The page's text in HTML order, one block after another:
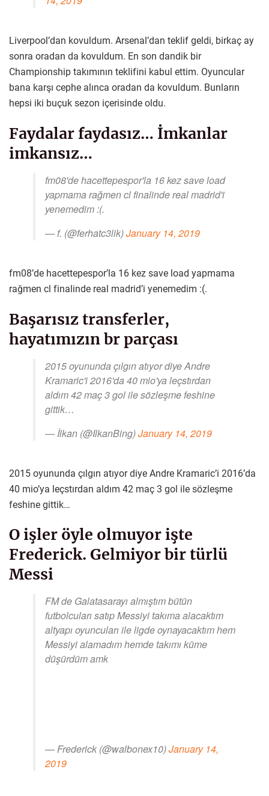
Liverpool’dan kovuldum. Arsenal’dan teklif geldi, birkaç ay
sonra oradan da kovuldum. En son dandik bir
Championship takımının teklifini kabul ettim. Oyuncular
bana karşı cephe alınca oradan da kovuldum. Bunların
hepsi iki buçuk sezon içerisinde oldu.
Faydalar faydasız… İmkanlar
imkansız…
fm08'de hacettepespor'la 16 kez save load
yapmama rağmen cl finalinde real madrid'i
yenemedim :(.
— f. (@ferhatc3lik)January 14, 2019
fm08’de hacettepespor’la 16 kez save load yapmama
rağmen cl finalinde real madrid’i yenemedim :(.
Başarısız transferler,
hayatımızın br parçası
2015 oyununda çılgın atıyor diye Andre
Kramaric'i 2016'da 40 mio'ya leçstırdan
aldım 42 maç 3 gol ile sözleşme feshine
gittik…
— İlkan (@IlkanBing)January 14, 2019
2015 oyununda çılgın atıyor diye Andre Kramaric’i 2016’da
40 mio’ya leçstırdan aldım 42 maç 3 gol ile sözleşme
feshine gittik…
O işler öyle olmuyor işte
Frederick. Gelmiyor bir türlü
Messi
FM de Galatasarayı almıştım bütün
futbolcuları satıp Messiyi takıma alacaktım
altyapı oyuncuları ile ligde oynayacaktım hem
Messiyi alamadım hemde takımı küme
düşürdüm amk
— Frederick (@walbonex10)January 14,
2019